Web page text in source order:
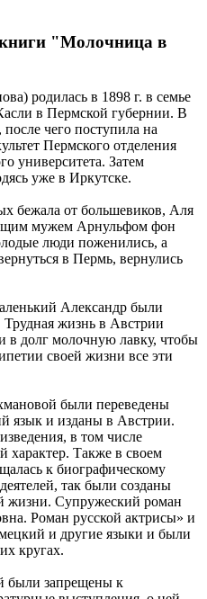
"Молочница в
родилась в 1898 г. в семье
в Пермской губернии. В
чего поступила на
Пермского отделения
университета. Затем
уже в Иркутске.
бежала от большевиков, Аля
мужем Арнульфом фон
люди поженились, а
в Пермь, вернулись
Александр были
жизнь в Австрии
в долг молочную лавку, чтобы
своей жизни все эти
были переведены
язык и изданы в Австрии.
в том числе
характер. Также в своем
к биографическому
так были созданы
жизни. Супружеский роман
Роман русской актрисы» и
и другие языки и были
кругах.
были запрещены к